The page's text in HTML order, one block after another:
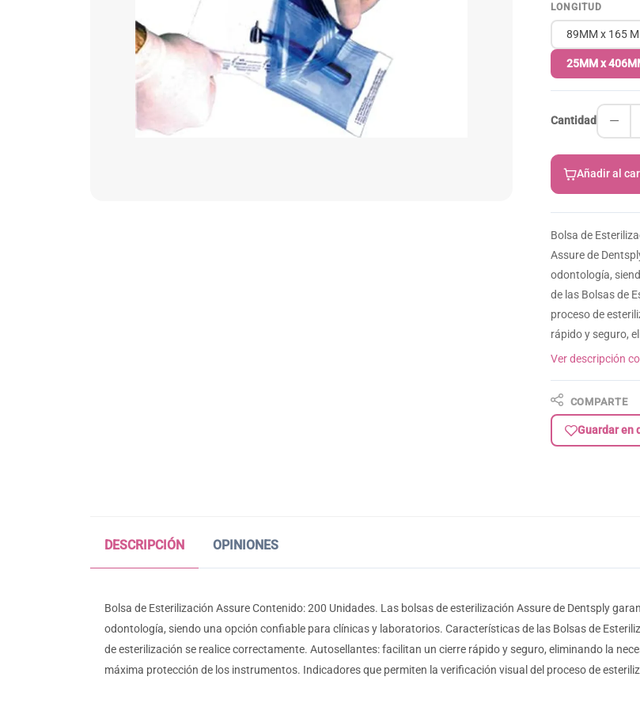
LONGITUD
89MM x 165
25MM x
Cantidad
Añadir al
Bolsa de
Assure de
odontología,
de las Bolsas de
proceso de
rápido y seguro,
Ver descripción
COMPARTE
Guardar en
DESCRIPCIÓN OPINIONES
Bolsa de Esterilización Assure Contenido: 200 Unidades. Las bolsas de esterilización Assure de Dentsply
odontología, siendo una opción confiable para clínicas y laboratorios. Características de las Bolsas de
de esterilización se realice correctamente. Autosellantes: facilitan un cierre rápido y seguro, eliminando la
máxima protección de los instrumentos. Indicadores que permiten la verificación visual del proceso de